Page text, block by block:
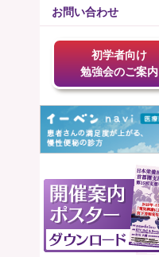
お問い合わせ
初学者向け
勉強会のご案内